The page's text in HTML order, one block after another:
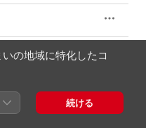
の地域に特化したコ
続ける